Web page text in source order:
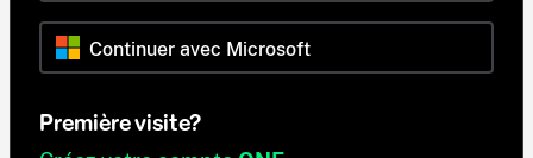
Continuer avec Microsoft
Première visite?